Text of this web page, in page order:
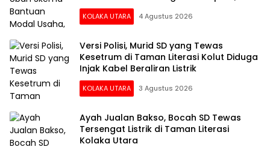
Juta
KOLAKA UTARA 4 Agustus 2026
Versi Polisi, Murid SD yang Tewas
Kesetrum di Taman Literasi Kolut Diduga
Injak Kabel Beraliran Listrik
KOLAKA UTARA 3 Agustus 2026
Ayah Jualan Bakso, Bocah SD Tewas
Tersengat Listrik di Taman Literasi
Kolaka Utara